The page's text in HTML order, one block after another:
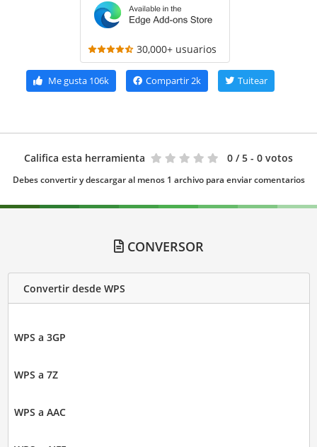
30,000+ usuarios
Me gusta106k Compartir2k Tuitear
Califica esta herramienta 0 / 5 - 0 votos
Debes convertir y descargar al menos 1 archivo para enviar comentarios
CONVERSOR
Convertir desde WPS
WPS a 3GP
WPS a 7Z
WPS a AAC